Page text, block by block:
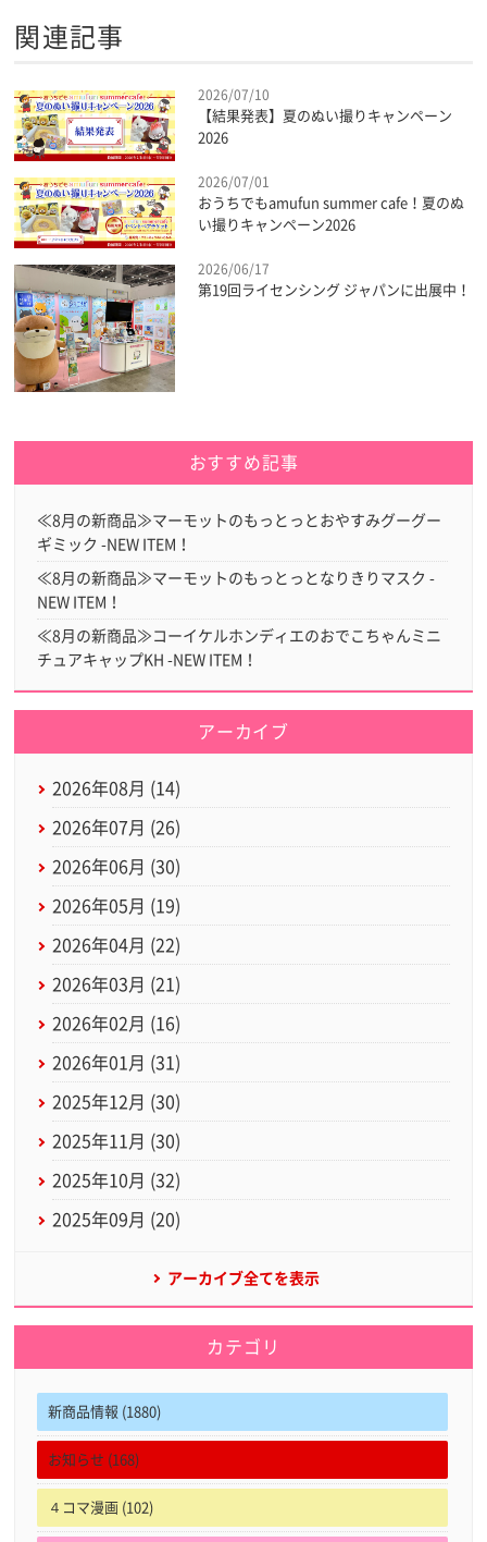
関連記事
2026/07/10
【結果発表】夏のぬい撮りキャンペーン
2026
2026/07/01
おうちでもamufun summer cafe！夏のぬ
い撮りキャンペーン2026
2026/06/17
第19回ライセンシング ジャパンに出展中！
おすすめ記事
≪8月の新商品≫マーモットのもっとっとおやすみグーグー
ギミック -NEW ITEM！
≪8月の新商品≫マーモットのもっとっとなりきりマスク -
NEW ITEM！
≪8月の新商品≫コーイケルホンディエのおでこちゃんミニ
チュアキャップKH -NEW ITEM！
アーカイブ
2026年08月 (14)
2026年07月 (26)
2026年06月 (30)
2026年05月 (19)
2026年04月 (22)
2026年03月 (21)
2026年02月 (16)
2026年01月 (31)
2025年12月 (30)
2025年11月 (30)
2025年10月 (32)
2025年09月 (20)
アーカイブ全てを表示
カテゴリ
新商品情報 (1880)
お知らせ (168)
４コマ漫画 (102)